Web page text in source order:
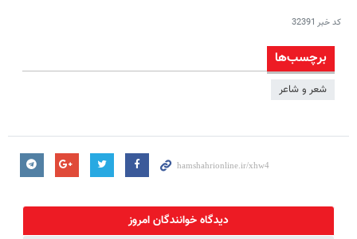
کد خبر 32391
برچسب‌ها
شعر و شاعر
دیدگاه خوانندگان امروز